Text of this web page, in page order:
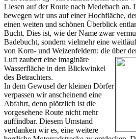
Liesen auf der Route nach Medebach an.
bewegen wir uns auf einer Hochfläche,
einen weiten und schönen Überblick
Bucht. Dies ist, wie der Name zwar
Badebucht, sondern vielmehr eine
von Korn- und Weizenfeldern; die über
Luft zaubert eine imaginäre
Wasserfläche in den Blickwinkel
des Betrachters.
In dem Gewusel der kleinen Dörfer
verpassen wir anscheinend eine
Abfahrt, denn plötzlich ist die
vorgesehene Route nicht mehr
auffindbar. Diesem Umstand
verdanken wir es, eine weitere